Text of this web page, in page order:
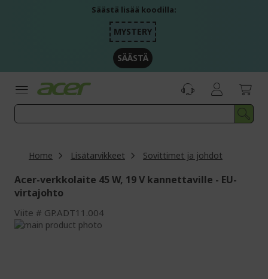
Säästä lisää koodilla:
MYSTERY
SÄÄSTÄ
Home Lisätarvikkeet Sovittimet ja johdot
Acer-verkkolaite 45 W, 19 V kannettaville - EU-
virtajohto
Viite GP.ADT11.004
Skip